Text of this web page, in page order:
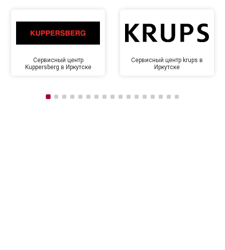
Сервисный центр
Kuppersberg в Иркутске
Сервисный центр krups в
Иркутске